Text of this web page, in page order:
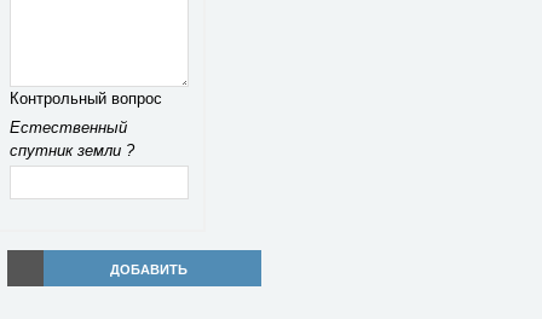
Контрольный вопрос
Естественный
спутник земли ?
ДОБАВИТЬ